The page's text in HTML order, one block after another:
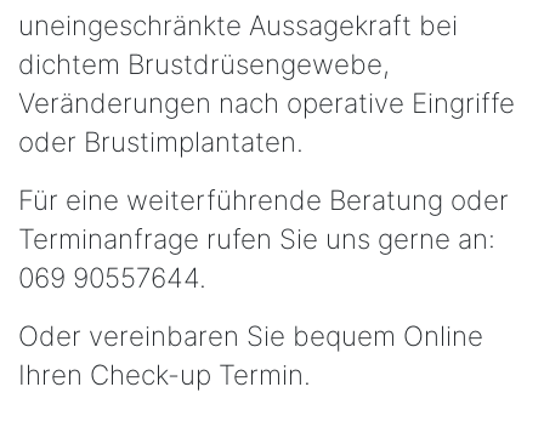
uneingeschränkte Aussagekraft bei
dichtem Brustdrüsengewebe,
Veränderungen nach operative Eingriffe
oder Brustimplantaten.
Für eine weiterführende Beratung oder
Terminanfrage rufen Sie uns gerne an:
069 90557644.
Oder vereinbaren Sie bequem Online
Ihren Check-up Termin.